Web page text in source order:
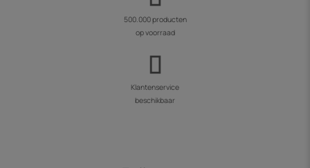
500.000 producten
op voorraad
Klantenservice
beschikbaar